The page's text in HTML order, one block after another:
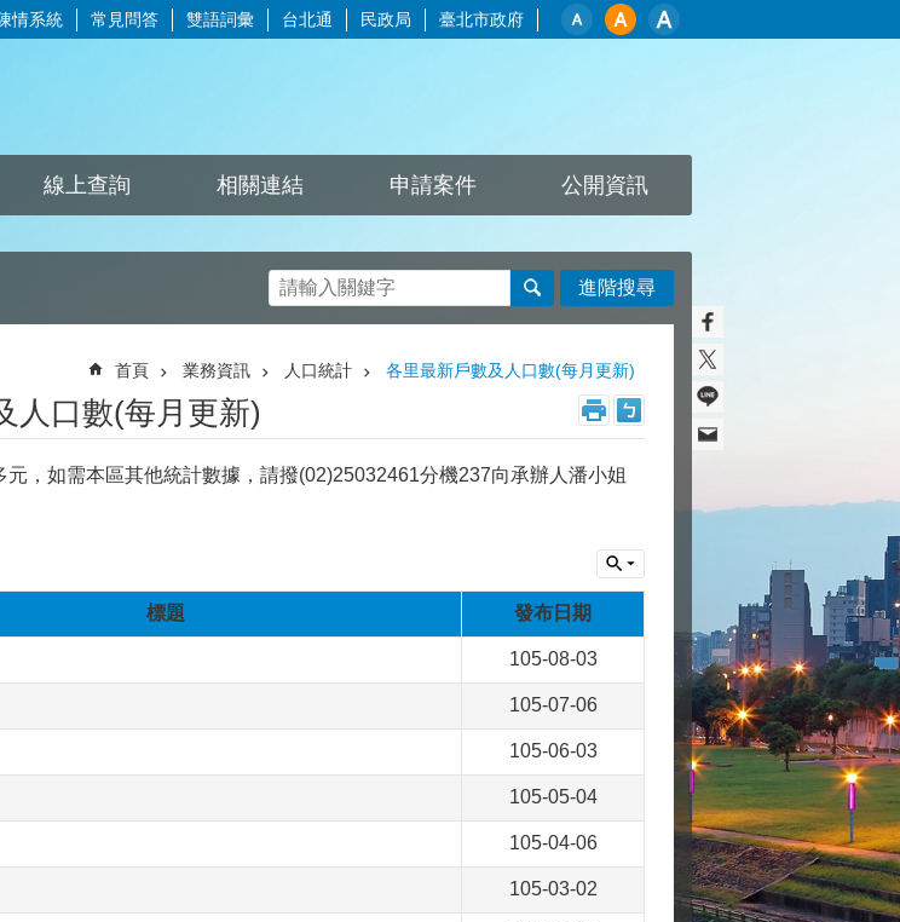
情系統 常見問答 雙語詞彙 台北通 民政局 臺北市政府
線上查詢 相關連結 申請案件 公開資訊
進階搜尋
首頁 業務資訊 人口統計 各里最新戶數及人口數(每月更新)
人口數(每月更新)
元，如需本區其他統計數據，請撥(02)25032461分機237向承辦人潘小姐
標題 發布日期
105-08-03
105-07-06
105-06-03
105-05-04
105-04-06
105-03-02